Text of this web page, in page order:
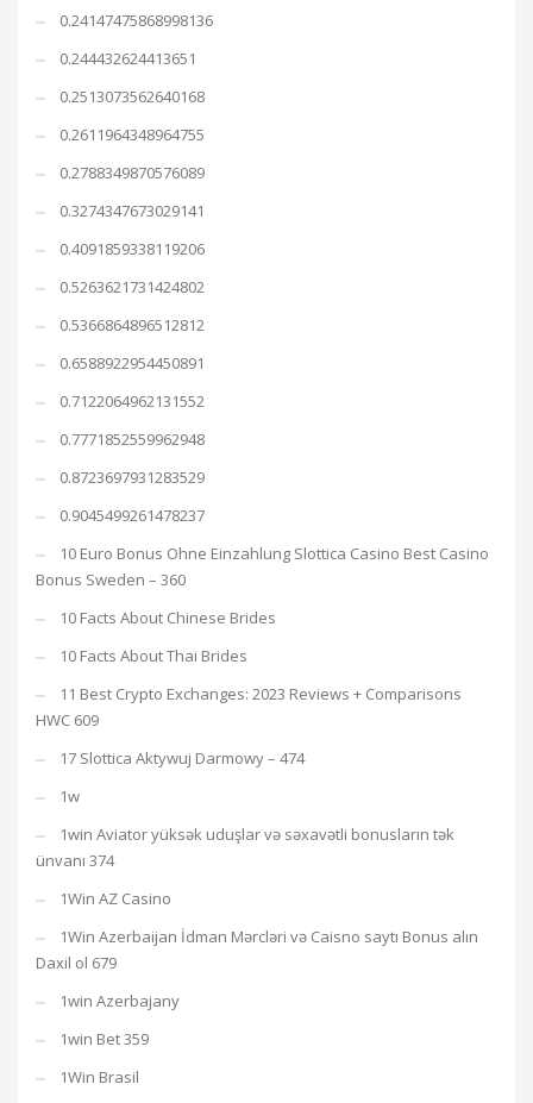
0.24147475868998136
0.244432624413651
0.2513073562640168
0.2611964348964755
0.2788349870576089
0.3274347673029141
0.4091859338119206
0.5263621731424802
0.5366864896512812
0.6588922954450891
0.7122064962131552
0.7771852559962948
0.8723697931283529
0.9045499261478237
10 Euro Bonus Ohne Einzahlung Slottica Casino Best Casino
Bonus Sweden – 360
10 Facts About Chinese Brides
10 Facts About Thai Brides
11 Best Crypto Exchanges: 2023 Reviews + Comparisons
HWC 609
17 Slottica Aktywuj Darmowy – 474
1w
1win Aviator yüksək uduşlar və səxavətli bonusların tək
ünvanı 374
1Win AZ Casino
1Win Azerbaijan İdman Mərcləri və Caisno saytı Bonus alın
Daxil ol 679
1win Azerbajany
1win Bet 359
1Win Brasil